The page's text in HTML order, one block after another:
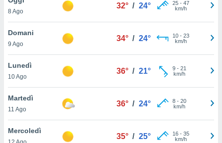
è
al sito
di
ci
di
il
un
8 Ago
32° / 24° 25- 47
km/h
Domani
9 Ago
34° / 24° 10- 23
km/h
Lunedì
10 Ago
36° / 21° 9- 21
km/h
Martedì
11 Ago
36° / 24° 8- 20
km/h
Mercoledì
35° / 25° 16- 35
km/h